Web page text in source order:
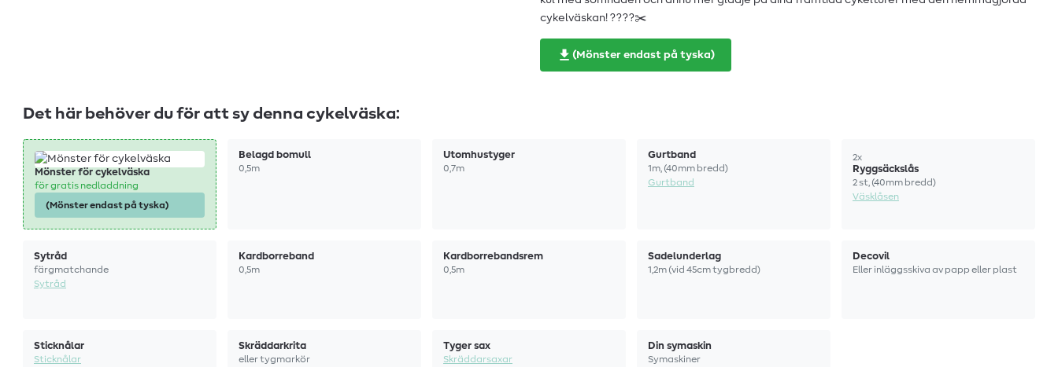
cykelväskan! ????✂️
(Mönster endast på tyska)
Det här behöver du för att sy denna cykelväska:
Mönster för cykelväska
för gratis nedladdning
(Mönster endast på tyska)
Belagd bomull
0,5m
Utomhustyger
0,7m
Gurtband
1m, (40mm bredd)
Gurtband
2x
Ryggsäckslås
2 st, (40mm bredd)
Väsklåsen
Sytråd
färgmatchande
Sytråd
Kardborreband
0,5m
Kardborrebandsrem
0,5m
Sadelunderlag
1,2m (vid 45cm tygbredd)
Decovil
Eller inläggsskiva av papp eller plast
Sticknålar
Sticknålar
Skräddarkrita
eller tygmarkör
Tyger sax
Skräddarsaxar
Din symaskin
Symaskiner